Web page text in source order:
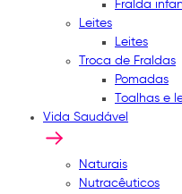
Fralda
Leites
Leites
Troca de Fraldas
Pomadas
Toalhas e
Vida Saudável
Naturais
Nutracêuticos